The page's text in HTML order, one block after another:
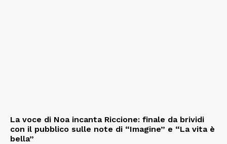
La voce di Noa incanta Riccione: finale da brividi
con il pubblico sulle note di “Imagine” e “La vita è
bella”